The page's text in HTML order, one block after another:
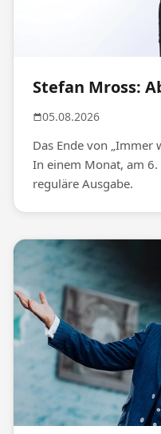
Stefan Mross:
05.08.2026
Das Ende von „Immer
In einem Monat, am
reguläre Ausgabe.